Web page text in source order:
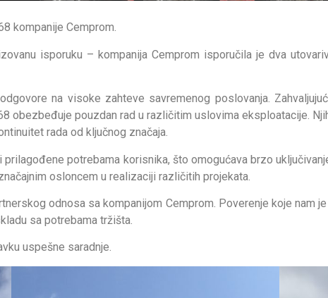
kompanije Cemprom.
isporuku – kompanija Cemprom isporučila je dva
na visoke zahteve savremenog poslovanja.
obezbeđuje pouzdan rad u različitim uslovima eksploatacije.
rada od ključnog značaja.
potrebama korisnika, što omogućava brzo
osloncem u realizaciji različitih projekata.
odnosa sa kompanijom Cemprom. Poverenje koje nam
sa potrebama tržišta.
uspešne saradnje.